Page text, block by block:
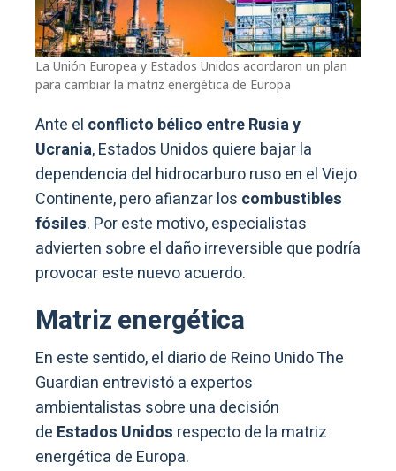
La Unión Europea y Estados Unidos acordaron un plan
para cambiar la matriz energética de Europa
Ante el conflicto bélico entre Rusia y
Ucrania, Estados Unidos quiere bajar la
dependencia del hidrocarburo ruso en el Viejo
Continente, pero afianzar los combustibles
fósiles. Por este motivo, especialistas
advierten sobre el daño irreversible que podría
provocar este nuevo acuerdo.
Matriz energética
En este sentido, el diario de Reino Unido The
Guardian entrevistó a expertos
ambientalistas sobre una decisión
de Estados Unidos respecto de la matriz
energética de Europa.